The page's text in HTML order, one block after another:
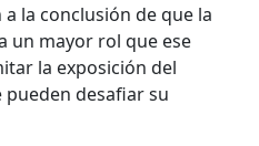
la conclusión de que la
un mayor rol que ese
la exposición del
desafiar su